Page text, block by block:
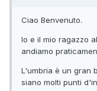
Ciao Benvenuto.
Io e il mio ragazzo
andiamo
L'umbria è un gran
siano molti punti